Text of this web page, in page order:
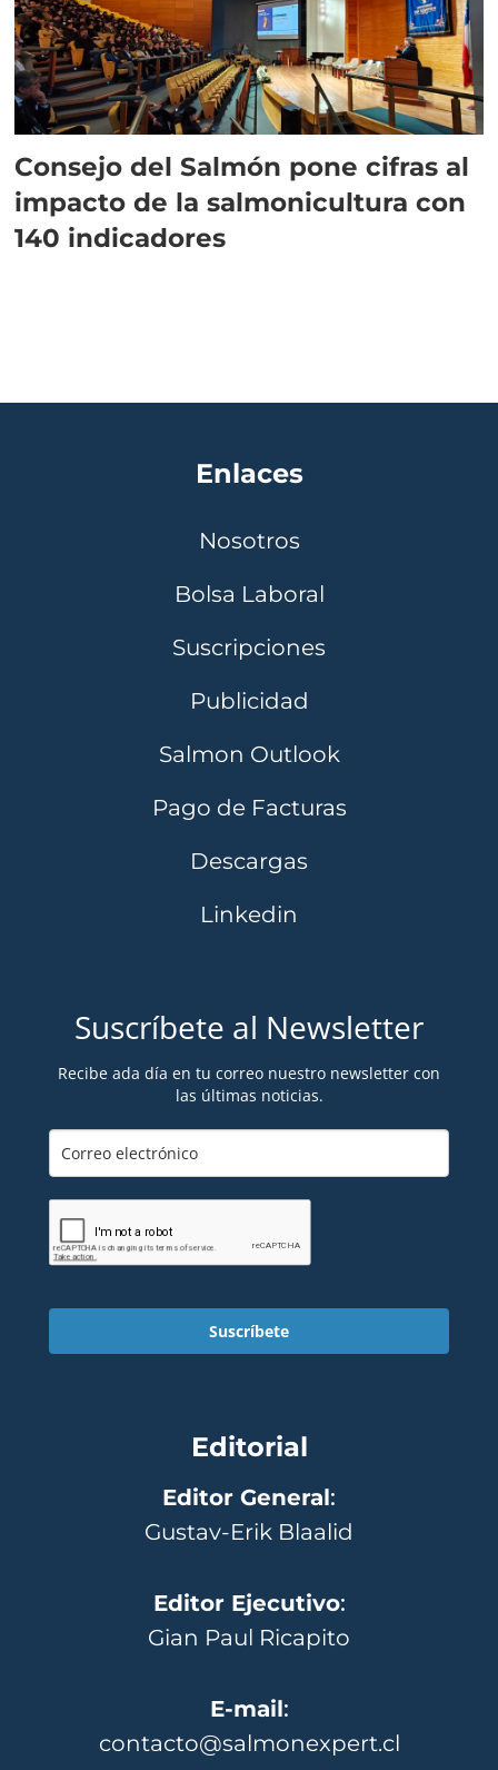
Consejo del Salmón pone cifras al
impacto de la salmonicultura con
140 indicadores
Enlaces
Nosotros
Bolsa Laboral
Suscripciones
Publicidad
Salmon Outlook
Pago de Facturas
Descargas
Linkedin
Suscríbete al Newsletter
Recibe ada día en tu correo nuestro newsletter con
las últimas noticias.
Suscríbete
Editorial
Editor General:
Gustav-Erik Blaalid
Editor Ejecutivo:
Gian Paul Ricapito
E-mail:
contacto@salmonexpert.cl